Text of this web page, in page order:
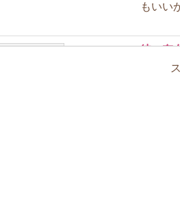
もいい
彼の存
映画を